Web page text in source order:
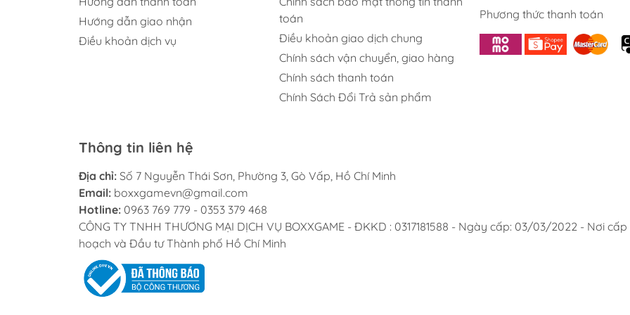
Hướng dẫn giao nhận
Điều khoản dịch vụ
toán
Điều khoản giao dịch chung
Chính sách vận chuyển, giao hàng
Chính sách thanh toán
Chính Sách Đổi Trả sản phẩm
Phương thức thanh toán
Thông tin liên hệ
Địa chỉ: Số 7 Nguyễn Thái Sơn, Phường 3, Gò Vấp, Hồ Chí Minh
Email: boxxgamevn@gmail.com
Hotline: 0963 769 779 - 0353 379 468
CÔNG TY TNHH THƯƠNG MẠI DỊCH VỤ BOXXGAME - ĐKKD : 0317181588 - Ngày cấp: 03/03/2022 - Nơi cấp
hoạch và Đầu tư Thành phố Hồ Chí Minh